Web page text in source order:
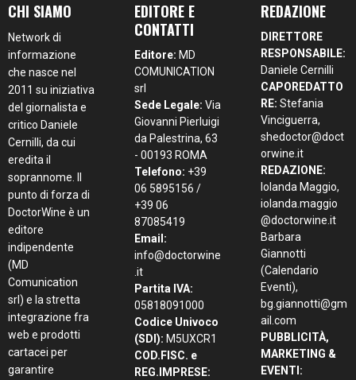
CHI SIAMO
Network di
informazione
che nasce nel
2011 su iniziativa
del giornalista e
critico Daniele
Cernilli, da cui
eredita il
soprannome. Il
punto di forza di
DoctorWine è un
editore
indipendente
(MD
Comunication
srl) e la stretta
integrazione fra
web e prodotti
cartacei per
garantire
EDITORE E
CONTATTI
Editore: MD
COMUNICATION
srl
Sede Legale: Via
Giovanni Pierluigi
da Palestrina, 63
- 00193 ROMA
Telefono: +39
06 5895156 /
+39 06
87085419
Email:
info@doctorwine
.it
Partita IVA:
05818091000
Codice Univoco
(SDI): M5UXCR1
COD.FISC. e
REG.IMPRESE:
REDAZIONE
DIRETTORE
RESPONSABILE:
Daniele Cernilli
CAPOREDATTO
RE: Stefania
Vinciguerra,
shedoctor@doct
orwine.it
REDAZIONE:
Iolanda Maggio,
iolanda.maggio
@doctorwine.it
Barbara
Giannotti
(Calendario
Eventi),
bg.giannotti@gm
ail.com
PUBBLICITÀ,
MARKETING &
EVENTI: